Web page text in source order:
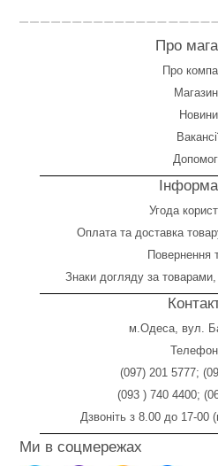
Про
Про
Новини
Угода
Оплата та доставка
Повернення
Знаки догляду за
м.Одеса, вул.
(097) 201 5777;
(093 ) 740 4400;
Дзвоніть з 8.00 до 17-00
Ми в соцмережах